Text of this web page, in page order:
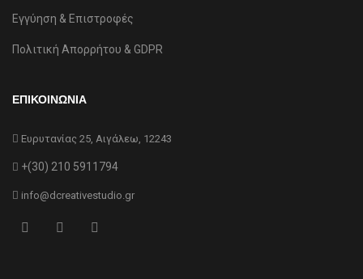
Εγγύηση & Επιστροφές
Πολιτική Απορρήτου & GDPR
ΕΠΙΚΟΙΝΩΝΙΑ
Ευρυτανίας 25, Αιγάλεω, 12243
+(30) 210 5911794
info@dcreativestudio.gr